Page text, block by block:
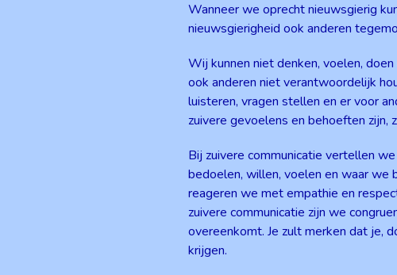
Wanneer we oprecht nieuwsgierig
nieuwsgierigheid ook anderen
Wij kunnen niet denken, voelen,
ook anderen niet verantwoordelijk
luisteren, vragen stellen en er voor
zuivere gevoelens en behoeften zijn,
Bij zuivere communicatie vertellen
bedoelen, willen, voelen en waar we
reageren we met empathie en
zuivere communicatie zijn we
overeenkomt. Je zult merken dat je,
krijgen.